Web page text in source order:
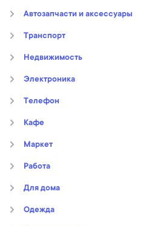
Автозапчасти и аксессуары
Транспорт
Недвижимость
Электроника
Телефон
Кафе
Маркет
Работа
Для дома
Oдежда